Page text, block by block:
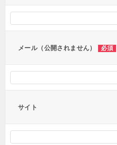
メール（公開されません） 必須
サイト